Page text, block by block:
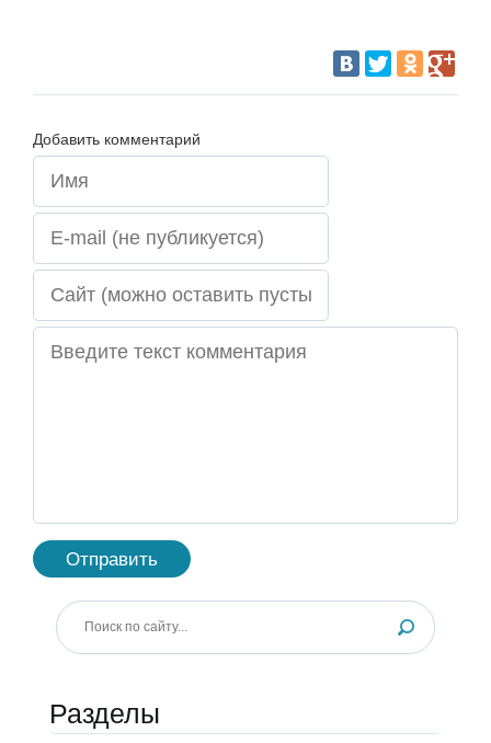
Добавить комментарий
Разделы